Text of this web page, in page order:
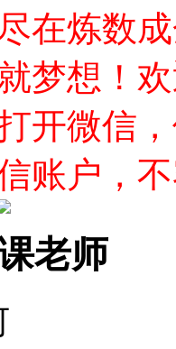
在炼数
梦想！欢
开微信
账户，
老师